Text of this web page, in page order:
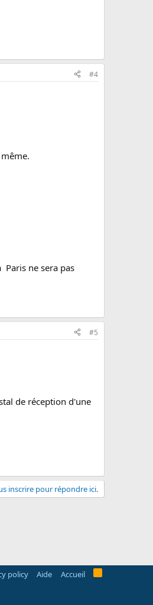
#4
ne sera pas
#5
de réception d'une
inscrire pour répondre ici.
policy Aide Accueil